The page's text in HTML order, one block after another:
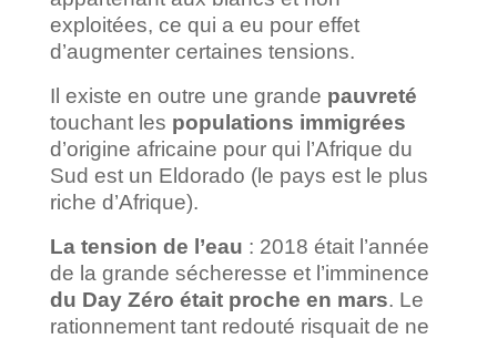
exploitées, ce qui a eu pour effet
d’augmenter certaines tensions.
Il existe en outre une grande pauvreté
touchant les populations immigrées
d’origine africaine pour qui l’Afrique du
Sud est un Eldorado (le pays est le plus
riche d’Afrique).
La tension de l’eau : 2018 était l’année
de la grande sécheresse et l’imminence
du Day Zéro était proche en mars. Le
rationnement tant redouté risquait de ne